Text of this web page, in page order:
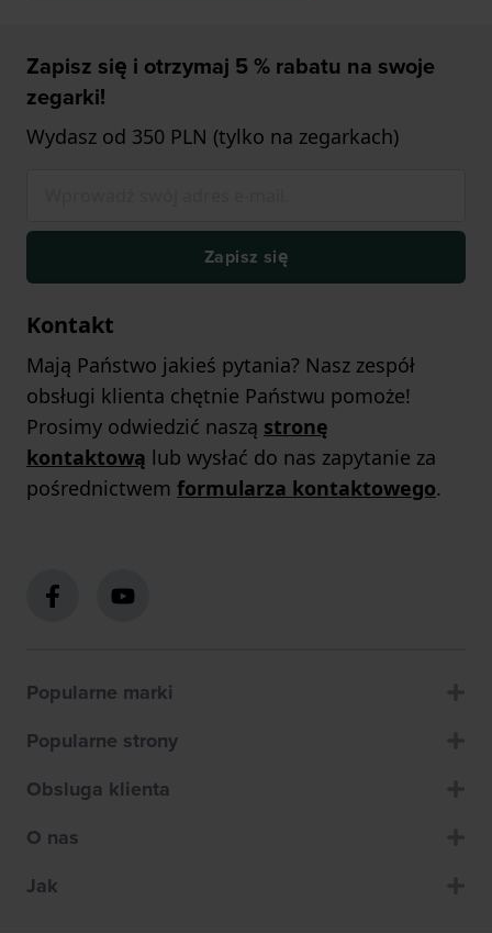
Zapisz się i otrzymaj 5 % rabatu na swoje
zegarki!
Wydasz od 350 PLN (tylko na zegarkach)
Zapisz się
Kontakt
Mają Państwo jakieś pytania? Nasz zespół
obsługi klienta chętnie Państwu pomoże!
Prosimy odwiedzić naszą stronę
kontaktową lub wysłać do nas zapytanie za
pośrednictwem formularza kontaktowego.
Popularne marki
Popularne strony
Obsluga klienta
O nas
Jak